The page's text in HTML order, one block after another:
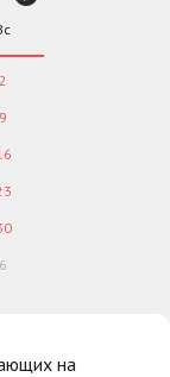
на
2
9
6